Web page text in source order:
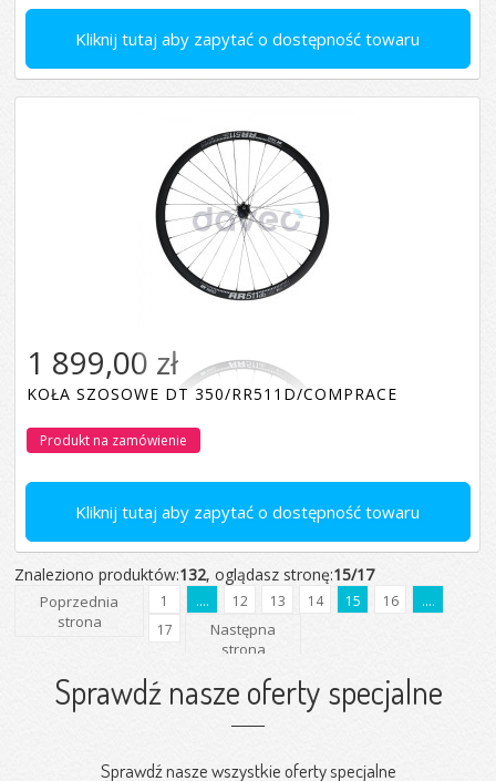
Kliknij tutaj aby zapytać o dostępność towaru
Kliknij tutaj aby zapytać o dostępność towaru
1 899,00 zł
KOŁA SZOSOWE DT 350/RR511D/COMPRACE
Produkt na zamówienie
Znaleziono produktów:132, oglądasz stronę:15/17
Poprzednia
strona
1 .... 12 13 14 15 16
....
17
Następna
strona
Sprawdź nasze oferty specjalne
Sprawdź nasze wszystkie oferty specjalne